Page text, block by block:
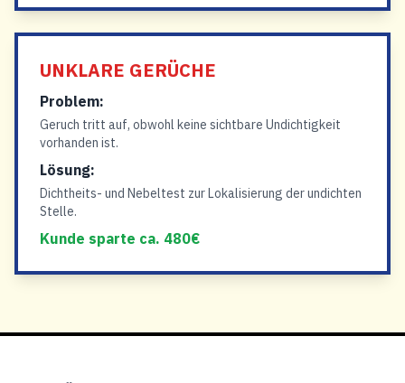
UNKLARE GERÜCHE
Problem:
Geruch tritt auf, obwohl keine sichtbare Undichtigkeit
vorhanden ist.
Lösung:
Dichtheits- und Nebeltest zur Lokalisierung der undichten
Stelle.
Kunde sparte ca. 480€